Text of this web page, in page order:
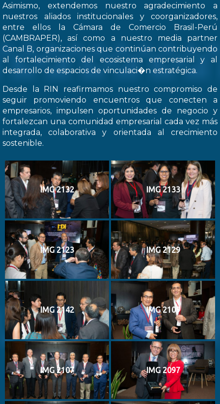
Asimismo, extendemos nuestro agradecimiento a
nuestros aliados institucionales y coorganizadores,
entre ellos la Cámara de Comercio Brasil-Perú
(CAMBRAPER), así como a nuestro media partner
Canal B, organizaciones que continúan contribuyendo
al fortalecimiento del ecosistema empresarial y al
desarrollo de espacios de vinculaci�n estratégica.
Desde la RIN reafirmamos nuestro compromiso de
seguir promoviendo encuentros que conecten a
empresarios, impulsen oportunidades de negocio y
fortalezcan una comunidad empresarial cada vez más
integrada, colaborativa y orientada al crecimiento
sostenible.
IMG 2132 IMG 2133
IMG 2123 IMG 2129
IMG 2142 IMG 2109
IMG 2107 IMG 2097